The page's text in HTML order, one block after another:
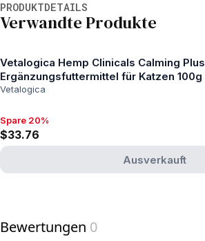
PRODUKTDETAILS
Verwandte Produkte
Vetalogica Hemp Clinicals Calming Plus
Ergänzungsfuttermittel für Katzen 100g
Vetalogica
Spare 20%, $33.76
Spare 20%
$33.76
Ausverkauft
Bewertungen 0